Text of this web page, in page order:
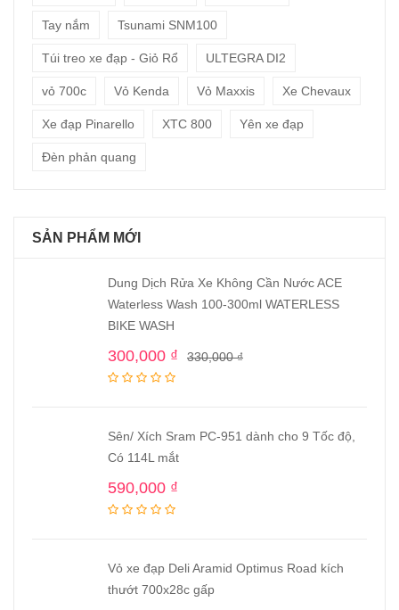
Tay nắm Tsunami SNM100
Túi treo xe đạp - Giỏ Rổ ULTEGRA DI2
vỏ 700c Vỏ Kenda Vỏ Maxxis Xe Chevaux
Xe đạp Pinarello XTC 800 Yên xe đạp
Đèn phản quang
SẢN PHẨM MỚI
Dung Dịch Rửa Xe Không Cần Nước ACE
Waterless Wash 100-300ml WATERLESS
BIKE WASH
330,000₫
300,000 ₫
Sên/ Xích Sram PC-951 dành cho 9 Tốc độ,
Có 114L mắt
590,000 ₫
Vỏ xe đạp Deli Aramid Optimus Road kích
thướt 700x28c gấp